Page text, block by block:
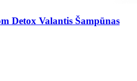
Detox Valantis Šampūnas